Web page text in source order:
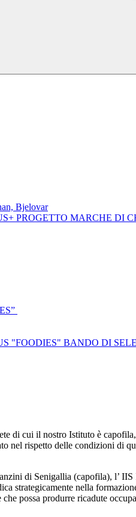
Bjelovar
PROGETTO MARCHE DI
"FOODIES" BANDO DI
di cui il nostro Istituto è
rispetto delle condizioni di
di Senigallia (capofila), l’
strategicamente nella
possa produrre ricadute